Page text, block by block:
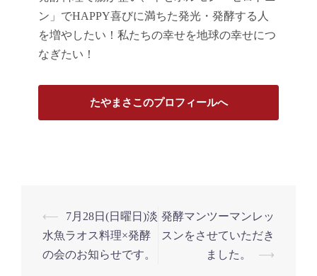
ン」でHAPPY喜びに満ちた発光・発酵する人
を増やしたい！私たちの幸せを地球の幸せにつ
なぎたい！
たやまさこのプロフィールへ
投
稿
ナ
⟵
7月28日(日曜日)淡
水魚ラオス料理×発酵
の会のお知らせです。
発酵マンツーマンレッ
スンをさせていただき
ました。
⟶